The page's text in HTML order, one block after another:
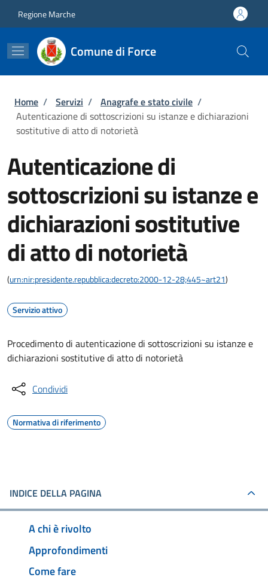
Regione Marche
Comune di Force
Briciole di pane
Home / Servizi / Anagrafe e stato civile /
Autenticazione di sottoscrizioni su istanze e dichiarazioni
sostitutive di atto di notorietà
Autenticazione di
sottoscrizioni su istanze e
dichiarazioni sostitutive
di atto di notorietà
(urn:nir:presidente.repubblica:decreto:2000-12-28;445~art21)
Servizio attivo
Procedimento di autenticazione di sottoscrizioni su istanze e
dichiarazioni sostitutive di atto di notorietà
Condividi
Normativa di riferimento
INDICE DELLA PAGINA
A chi è rivolto
Approfondimenti
Come fare